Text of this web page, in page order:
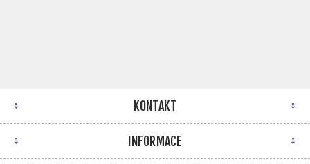
KONTAKT
INFORMACE